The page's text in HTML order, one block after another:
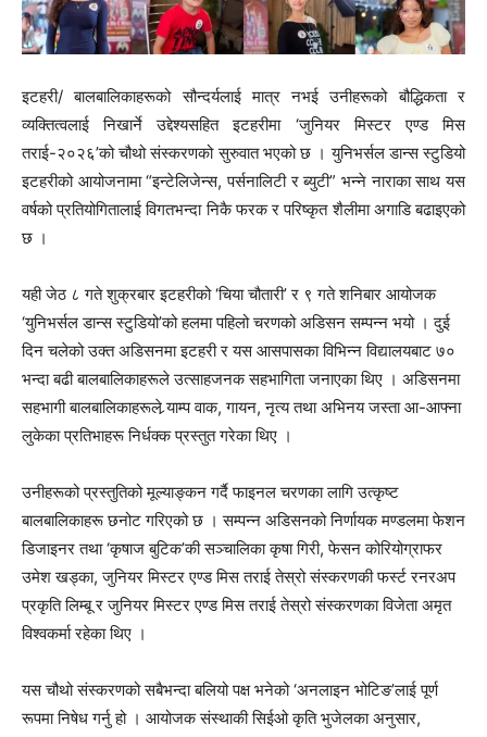
इटहरी/ बालबालिकाहरूको सौन्दर्यलाई मात्र नभई उनीहरूको बौद्धिकता र
व्यक्तित्वलाई निखार्ने उद्देश्यसहित इटहरीमा ‘जुनियर मिस्टर एण्ड मिस
तराई-२०२६’को चौथो संस्करणको सुरुवात भएको छ । युनिभर्सल डान्स स्टुडियो
इटहरीको आयोजनामा “इन्टेलिजेन्स, पर्सनालिटी र ब्युटी” भन्ने नाराका साथ यस
वर्षको प्रतियोगितालाई विगतभन्दा निकै फरक र परिष्कृत शैलीमा अगाडि बढाइएको
छ ।
यही जेठ ८ गते शुक्रबार इटहरीको ‘चिया चौतारी’ र ९ गते शनिबार आयोजक
‘युनिभर्सल डान्स स्टुडियो’को हलमा पहिलो चरणको अडिसन सम्पन्न भयो । दुई
दिन चलेको उक्त अडिसनमा इटहरी र यस आसपासका विभिन्न विद्यालयबाट ७०
भन्दा बढी बालबालिकाहरूले उत्साहजनक सहभागिता जनाएका थिए । अडिसनमा
सहभागी बालबालिकाहरूले र्‍याम्प वाक, गायन, नृत्य तथा अभिनय जस्ता आ-आफ्ना
लुकेका प्रतिभाहरू निर्धक्क प्रस्तुत गरेका थिए ।
उनीहरूको प्रस्तुतिको मूल्याङ्कन गर्दै फाइनल चरणका लागि उत्कृष्ट
बालबालिकाहरू छनोट गरिएको छ । सम्पन्न अडिसनको निर्णायक मण्डलमा फेशन
डिजाइनर तथा ‘कृषाज बुटिक’की सञ्चालिका कृषा गिरी, फेसन कोरियोग्राफर
उमेश खड्का, जुनियर मिस्टर एण्ड मिस तराई तेस्रो संस्करणकी फर्स्ट रनरअप
प्रकृति लिम्बू र जुनियर मिस्टर एण्ड मिस तराई तेस्रो संस्करणका विजेता अमृत
विश्वकर्मा रहेका थिए ।
यस चौथो संस्करणको सबैभन्दा बलियो पक्ष भनेको ‘अनलाइन भोटिङ’लाई पूर्ण
रूपमा निषेध गर्नु हो । आयोजक संस्थाकी सिईओ कृति भुजेलका अनुसार,